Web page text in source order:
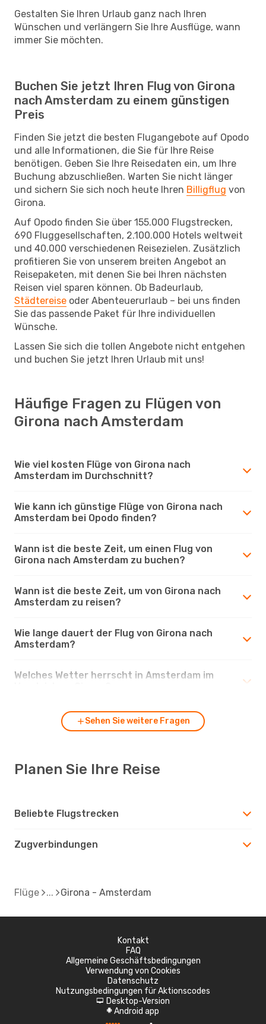
Gestalten Sie Ihren Urlaub ganz nach Ihren
Wünschen und verlängern Sie Ihre Ausflüge, wann
immer Sie möchten.
Buchen Sie jetzt Ihren Flug von Girona
nach Amsterdam zu einem günstigen
Preis
Finden Sie jetzt die besten Flugangebote auf Opodo
und alle Informationen, die Sie für Ihre Reise
benötigen. Geben Sie Ihre Reisedaten ein, um Ihre
Buchung abzuschließen. Warten Sie nicht länger
und sichern Sie sich noch heute Ihren Billigflug von
Girona.
Auf Opodo finden Sie über 155.000 Flugstrecken,
690 Fluggesellschaften, 2.100.000 Hotels weltweit
und 40.000 verschiedenen Reisezielen. Zusätzlich
profitieren Sie von unserem breiten Angebot an
Reisepaketen, mit denen Sie bei Ihren nächsten
Reisen viel sparen können. Ob Badeurlaub,
Städtereise oder Abenteuerurlaub – bei uns finden
Sie das passende Paket für Ihre individuellen
Wünsche.
Lassen Sie sich die tollen Angebote nicht entgehen
und buchen Sie jetzt Ihren Urlaub mit uns!
Häufige Fragen zu Flügen von
Girona nach Amsterdam
Wie viel kosten Flüge von Girona nach
Amsterdam im Durchschnitt?
Wie kann ich günstige Flüge von Girona nach
Amsterdam bei Opodo finden?
Wann ist die beste Zeit, um einen Flug von
Girona nach Amsterdam zu buchen?
Wann ist die beste Zeit, um von Girona nach
Amsterdam zu reisen?
Wie lange dauert der Flug von Girona nach
Amsterdam?
Welches Wetter herrscht in Amsterdam im
Sehen Sie weitere Fragen
Planen Sie Ihre Reise
Beliebte Flugstrecken
Zugverbindungen
Flüge Girona - Amsterdam
Kontakt
FAQ
Allgemeine Geschäftsbedingungen
Verwendung von Cookies
Datenschutz
Nutzungsbedingungen für Aktionscodes
d Desktop-Version
A Android app